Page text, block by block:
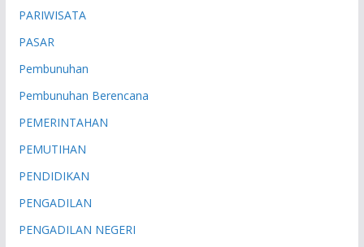
PARIWISATA
PASAR
Pembunuhan
Pembunuhan Berencana
PEMERINTAHAN
PEMUTIHAN
PENDIDIKAN
PENGADILAN
PENGADILAN NEGERI